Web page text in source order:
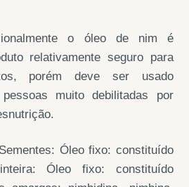
o óleo de nim é
relativamente seguro para
porém deve ser usado
muito debilitadas por
Sementes: Óleo fixo: constituído
Óleo fixo: constituído